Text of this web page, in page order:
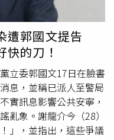
託陳紹誠拔掉自己名
意是讓積欠約10萬罰單
在心，2024年6月向媒
姻，還捏造夏米雅是陳
圖營造被害人形象，雙
分手後，才與夏米雅
背信、竊盜、2次違反
用、2次妨害秘密、妨
米雅妨害配偶權，並求
定見，「百里侯」限縮
市，「直轄新北不可能
方時，新竹市地方人
虹安涉犯《貪汙治罪條
於9月底辯論終結後宣
決書扭轉一審結果改判
書案倒不至於干擾連任
」的貪污疑雲，屆時再
意「吐大氣」，「藍營
遭郭國文提告
快的刀！
立委郭國文17日在臉書
息，並稱已派人至警局
實訊息影響公共安寧，
亂象。謝龍介今（28）
」，並指出，這些爭議